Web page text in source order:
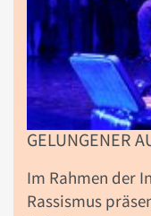
GELUNGENER
Im Rahmen der
Rassismus